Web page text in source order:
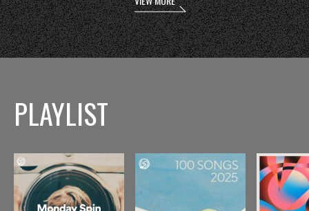
PLAYLIST